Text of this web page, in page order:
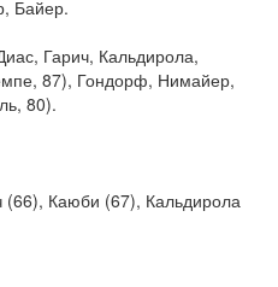
Байер.
Гарич, Кальдирола,
87), Гондорф, Нимайер,
80).
Каюби (67), Кальдирола